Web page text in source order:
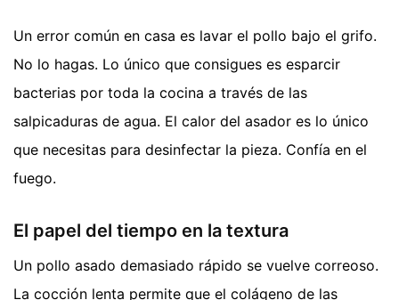
Un error común en casa es lavar el pollo bajo el grifo.
No lo hagas. Lo único que consigues es esparcir
bacterias por toda la cocina a través de las
salpicaduras de agua. El calor del asador es lo único
que necesitas para desinfectar la pieza. Confía en el
fuego.
El papel del tiempo en la textura
Un pollo asado demasiado rápido se vuelve correoso.
La cocción lenta permite que el colágeno de las